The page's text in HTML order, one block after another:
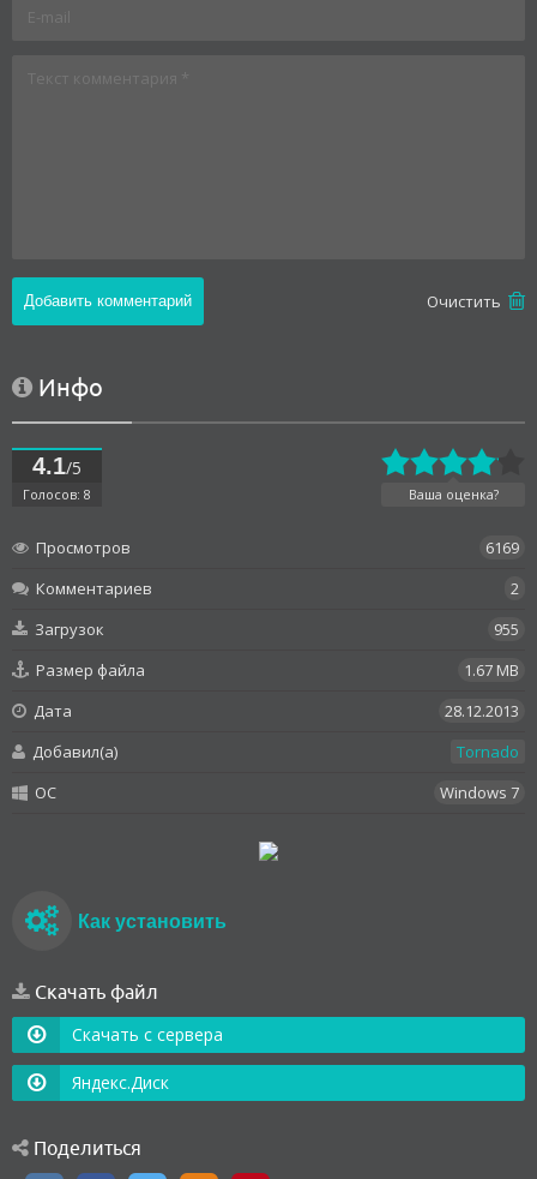
Oчистить
Инфо
4.1/5
Голосов: 8 Ваша оценка?
Просмотров
6169
Комментариев
2
Загрузок
955
Размер файла
1.67 MB
Дата
28.12.2013
Добавил(а)
Tornado
OC
Windows 7
Как установить
Скачать файл
Скачать с сервера
Яндекс.Диск
Поделиться